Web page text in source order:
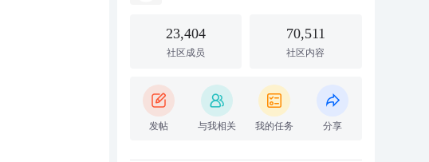
23,404
社区成员
70,511
社区内容
发帖 与我相关 我的任务 分享